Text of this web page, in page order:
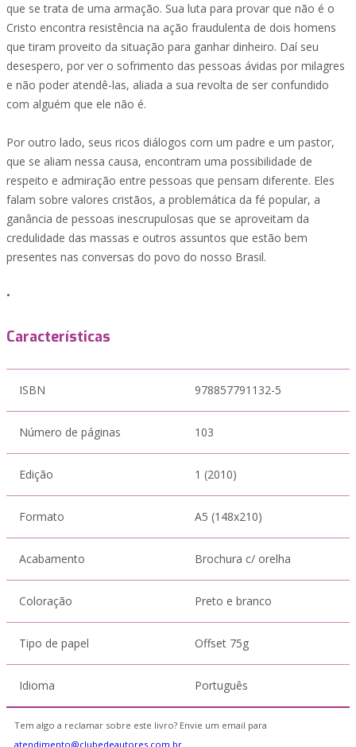
que se trata de uma armação. Sua luta para provar que não é o
Cristo encontra resistência na ação fraudulenta de dois homens
que tiram proveito da situação para ganhar dinheiro. Daí seu
desespero, por ver o sofrimento das pessoas ávidas por milagres
e não poder atendê-las, aliada a sua revolta de ser confundido
com alguém que ele não é.
Por outro lado, seus ricos diálogos com um padre e um pastor,
que se aliam nessa causa, encontram uma possibilidade de
respeito e admiração entre pessoas que pensam diferente. Eles
falam sobre valores cristãos, a problemática da fé popular, a
ganância de pessoas inescrupulosas que se aproveitam da
credulidade das massas e outros assuntos que estão bem
presentes nas conversas do povo do nosso Brasil.
•
Características
ISBN 978857791132-5
Número de páginas 103
Edição 1 (2010)
Formato A5 (148x210)
Acabamento Brochura c/ orelha
Coloração Preto e branco
Tipo de papel Offset 75g
Idioma Português
Tem algo a reclamar sobre este livro? Envie um email para
atendimento@clubedeautores.com.br